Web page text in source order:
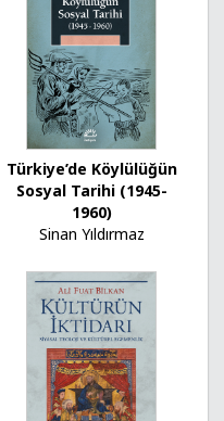
Türkiye’de Köylülüğün
Sosyal Tarihi (1945-
1960)
Sinan Yıldırmaz